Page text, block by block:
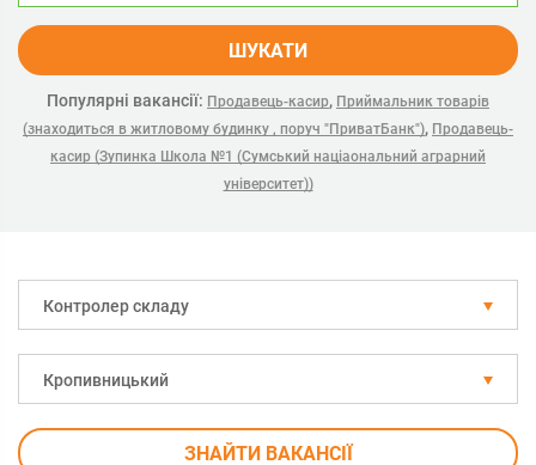
ШУКАТИ
Популярні вакансії: Продавець-касир, Приймальник товарів
(знаходиться в житловому будинку , поруч "ПриватБанк"), Продавець-
касир (Зупинка Школа №1 (Сумський націаональний аграрний
університет))
Контролер складу
Кропивницький
ЗНАЙТИ ВАКАНСІЇ